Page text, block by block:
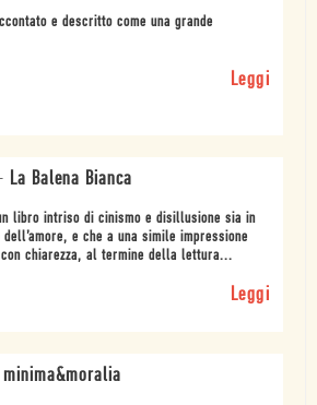
e descritto come una grande
Leggi
La Balena Bianca
libro intriso di cinismo e disillusione sia in
e che a una simile impressione
chiarezza, al termine della lettura...
Leggi
minima&moralia